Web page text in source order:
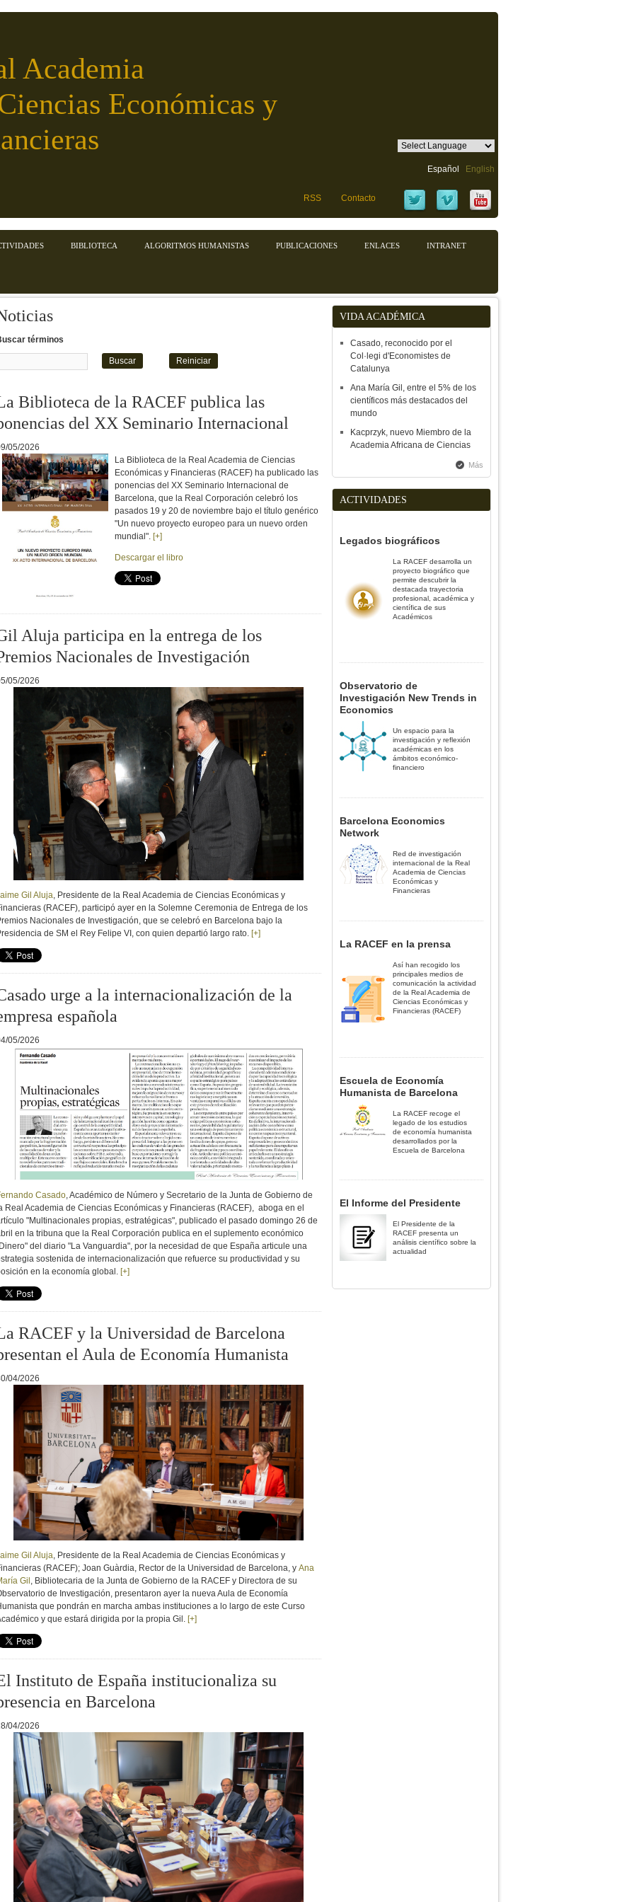
Academia
Económicas y
Español English
RSS Contacto
BIBLIOTECA ALGORITMOS HUMANISTAS PUBLICACIONES ENLACES INTRANET
términos
Biblioteca de la RACEF publica las
del XX Seminario Internacional
05/2026
La Biblioteca de la Real Academia de Ciencias
Económicas y Financieras (RACEF) ha publicado las
ponencias del XX Seminario Internacional de
Barcelona, que la Real Corporación celebró los
pasados 19 y 20 de noviembre bajo el título genérico
"Un nuevo proyecto europeo para un nuevo orden
mundial". [+]
Descargar el libro
Aluja participa en la entrega de los
Nacionales de Investigación
05/2026
Gil Aluja , Presidente de la Real Academia de Ciencias Económicas y
(RACEF), participó ayer en la Solemne Ceremonia de Entrega de los
Nacionales de Investigación, que se celebró en Barcelona bajo la
de SM el Rey Felipe VI, con quien departió largo rato. [+]
urge a la internacionalización de la
española
05/2026
Casado , Académico de Número y Secretario de la Junta de Gobierno de
Real Academia de Ciencias Económicas y Financieras (RACEF), aboga en el
"Multinacionales propias, estratégicas", publicado el pasado domingo 26 de
en la tribuna que la Real Corporación publica en el suplemento económico
del diario "La Vanguardia", por la necesidad de que España articule una
sostenida de internacionalización que refuerce su productividad y su
en la economía global. [+]
RACEF y la Universidad de Barcelona
el Aula de Economía Humanista
04/2026
Gil Aluja , Presidente de la Real Academia de Ciencias Económicas y
(RACEF); Joan Guàrdia, Rector de la Universidad de Barcelona, y Ana
Gil , Bibliotecaria de la Junta de Gobierno de la RACEF y Directora de su
de Investigación, presentaron ayer la nueva Aula de Economía
que pondrán en marcha ambas instituciones a lo largo de este Curso
y que estará dirigida por la propia Gil. [+]
Instituto de España institucionaliza su
en Barcelona
04/2026
VIDA ACADÉMICA
Casado, reconocido por el
Col·legi d'Economistes de
Catalunya
Ana María Gil, entre el 5% de los
científicos más destacados del
mundo
Kacprzyk, nuevo Miembro de la
Academia Africana de Ciencias
Más
ACTIVIDADES
Legados biográficos
La RACEF desarrolla un
proyecto biográfico que
permite descubrir la
destacada trayectoria
profesional, académica y
científica de sus
Académicos
Observatorio de
Investigación New Trends in
Economics
Un espacio para la
investigación y reflexión
académicas en los
ámbitos económico-
financiero
Barcelona Economics
Network
Red de investigación
internacional de la Real
Academia de Ciencias
Económicas y
Financieras
La RACEF en la prensa
Así han recogido los
principales medios de
comunicación la actividad
de la Real Academia de
Ciencias Económicas y
Financieras (RACEF)
Escuela de Economía
Humanista de Barcelona
La RACEF recoge el
legado de los estudios
de economía humanista
desarrollados por la
Escuela de Barcelona
El Informe del Presidente
El Presidente de la
RACEF presenta un
análisis científico sobre la
actualidad